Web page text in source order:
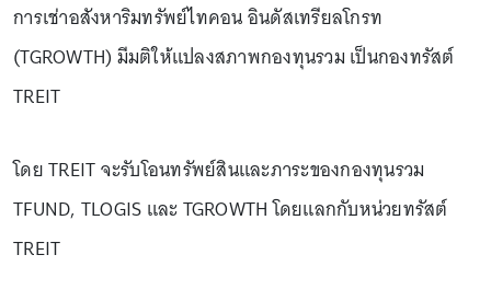
การเช่าอสังหาริมทรัพย์ไทคอน อินดัสเทรียลโกรท
(TGROWTH) มีมติให้แปลงสภาพกองทุนรวม เป็นกองทรัสต์
TREIT
โดย TREIT จะรับโอนทรัพย์สินและภาระของกองทุนรวม
TFUND, TLOGIS และ TGROWTH โดยแลกกับหน่วยทรัสต์
TREIT